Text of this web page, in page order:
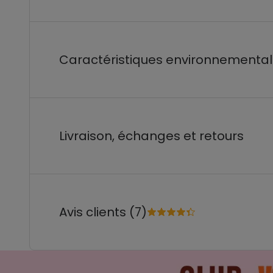
Caractéristiques
Livraison, échanges et retours
Avis clients (7)